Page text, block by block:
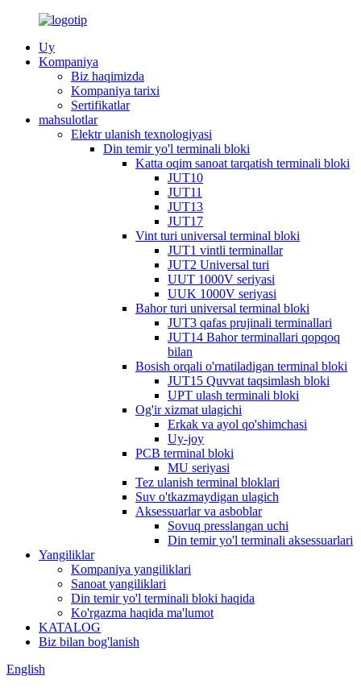
Uy
Kompaniya
Biz haqimizda
Kompaniya tarixi
Sertifikatlar
mahsulotlar
Elektr ulanish texnologiyasi
Din temir yo'l terminali bloki
Katta oqim sanoat tarqatish terminali bloki
JUT10
JUT11
JUT13
JUT17
Vint turi universal terminal bloki
JUT1 vintli terminallar
JUT2 Universal turi
UUT 1000V seriyasi
UUK 1000V seriyasi
Bahor turi universal terminal bloki
JUT3 qafas prujinali terminallari
JUT14 Bahor terminallari qopqoq
bilan
Bosish orqali o'rnatiladigan terminal bloki
JUT15 Quvvat taqsimlash bloki
UPT ulash terminali bloki
Og'ir xizmat ulagichi
Erkak va ayol qo'shimchasi
Uy-joy
PCB terminal bloki
MU seriyasi
Tez ulanish terminal bloklari
Suv o'tkazmaydigan ulagich
Aksessuarlar va asboblar
Sovuq presslangan uchi
Din temir yo'l terminali aksessuarlari
Yangiliklar
Kompaniya yangiliklari
Sanoat yangiliklari
Din temir yo'l terminali bloki haqida
Ko'rgazma haqida ma'lumot
KATALOG
Biz bilan bog'lanish
English